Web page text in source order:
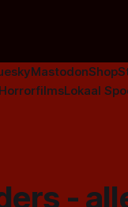
MastodonShop
Lokaal
-